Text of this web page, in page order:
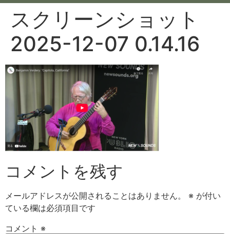
スクリーンショット
2025-12-07 0.14.16
コメントを残す
メールアドレスが公開されることはありません。 ※ が付い
ている欄は必須項目です
コメント ※